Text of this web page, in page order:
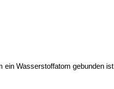
ein Wasserstoffatom gebunden